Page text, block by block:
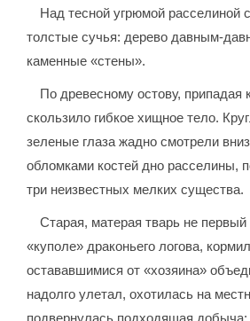
Над тесной угрюмой расселиной
толстые сучья: дерево давным-
каменные «стены».
По древесному остову, припадая
скользило гибкое хищное тело.
зеленые глаза жадно смотрели
обломками костей дно расселины,
три неизвестных мелких существа.
Старая, матерая тварь не первый
«куполе» драконьего логова,
остававшимися от «хозяина»
надолго улетал, охотилась на